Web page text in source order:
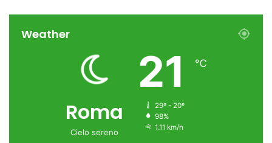
Weather
Roma
Cielo sereno
21 ℃
29º - 20º
98%
1.11 km/h